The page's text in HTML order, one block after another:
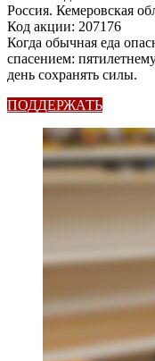
Россия. Кемеровская
Код акции: 207176
Когда обычная еда
спасением:
день сохранять силы.
ПОДДЕРЖАТЬ